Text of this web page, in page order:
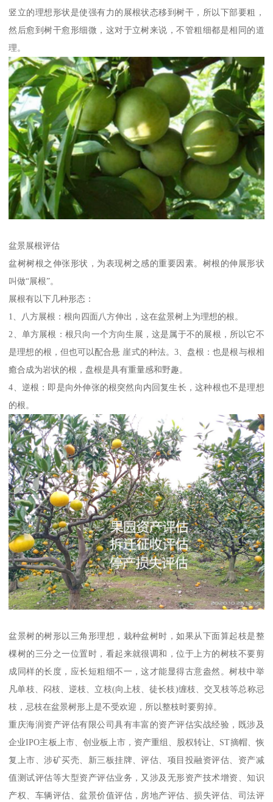
竖立的理想形状是使强有力的展根状态移到树干，所以下部要粗，
然后愈到树干愈形细微，这对于立树来说，不管粗细都是相同的道
理。
盆景展根评估
盆树树根之伸张形状，为表现树之感的重要因素。树根的伸展形状
叫做“展根”。
展根有以下几种形态：
1、八方展根：根向四面八方伸出，这在盆景树上为理想的根。
2、单方展根：根只向一个方向生展，这是属于不的展根，所以它不
是理想的根，但也可以配合悬 崖式的种法。3、盘根：也是根与根相
癒合成为岩状的根，盘根是具有重量感和野趣。
4、逆根：即是向外伸张的根突然向内回复生长，这种根也不是理想
的根。
盆景树的树形以三角形理想，栽种盆树时，如果从下面算起枝是整
棵树的三分之一位置时，看起来就很调和，位于上方的树枝不要剪
成同样的长度，应长短粗细不一，这才能显得古意盎然。树枝中举
凡单枝、闷枝、逆枝、立枝(向上枝、徒长枝)缠枝、交叉枝等总称忌
枝，忌枝在盆景树形上是不受欢迎，所以整枝时要剪掉。
重庆海润资产评估有限公司具有丰富的资产评估实战经验，既涉及
企业IPO主板上市、创业板上市，资产重组、股权转让、ST摘帽、恢
复上市、涉矿买壳、新三板挂牌、评估、项目投融资评估、资产减
值测试评估等大型资产评估业务，又涉及无形资产技术增资、知识
产权、车辆评估、盆景价值评估，房地产评估、损失评估、司法评